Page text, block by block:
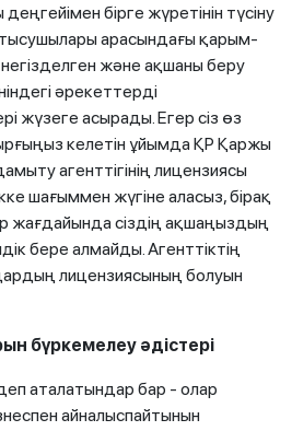
бірге жүретінін түсіну
арасындағы қарым-
және ақшаны беру
әрекеттерді
жүзеге асырады. Егер сіз өз
келетін ұйымда ҚР Қаржы
агенттігінің лицензиясы
шағыммен жүгіне аласыз, бірақ
жағдайында сіздің ақшаңыздың
бере алмайды. Агенттіктің
лицензиясының болуын
бүркемелеу әдістері
аталатындар бар - олар
айналыспайтынын